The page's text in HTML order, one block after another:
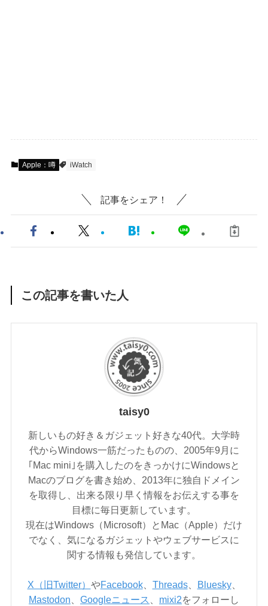
Apple：噂 iWatch
記事をシェア！
この記事を書いた人
taisy0
新しいもの好き＆ガジェット好きな40代。大学時
代からWindows一筋だったものの、2005年9月に
｢Mac mini｣を購入したのをきっかけにWindowsと
Macのブログを書き始め、2013年に独自ドメイン
を取得し、出来る限り早く情報をお伝えする事を
目標に毎日更新しています。
現在はWindows（Microsoft）とMac（Apple）だけ
でなく、気になるガジェットやウェブサービスに
関する情報も発信しています。
X（旧Twitter） やFacebook、 Threads、 Bluesky、
Mastodon
Googleニュース mixi2をフォローし